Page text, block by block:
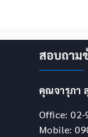
สอบถาม
คุณจารุภา
Office:
Mobile: